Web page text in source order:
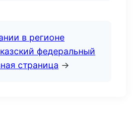
в регионе
федеральный
страница →